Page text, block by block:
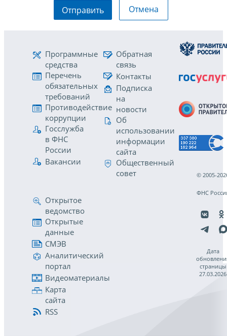
Отправить Отмена
Программные
средства
Перечень
обязательных
требований
Противодействие
коррупции
Госслужба
в ФНС
России
Вакансии
Обратная
связь
Контакты
Подписка
на
новости
Об
использовании
информации
сайта
Общественный
совет
Открытое
ведомство
Открытые
данные
СМЭВ
Аналитический
портал
Видеоматериалы
Карта
сайта
RSS
© 2005-
ФНС
Дата
страницы
27.03.2026